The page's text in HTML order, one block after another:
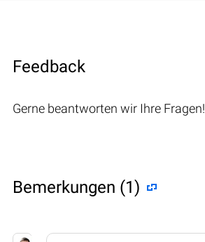
Feedback
Gerne beantworten wir Ihre Fragen!
Bemerkungen (1)